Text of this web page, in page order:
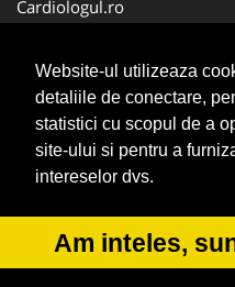
Website-ul utilizeaza
detaliile de conectare,
statistici cu scopul de a
site-ului si pentru a
intereselor dvs.
Am inteles,
Cardiologul.ro
CramaVinuri.ro
Centru-Copiere.ro
CentruInchirieri.ro
Medic-Bun.com
© 2014-2026 -ANPC SOL